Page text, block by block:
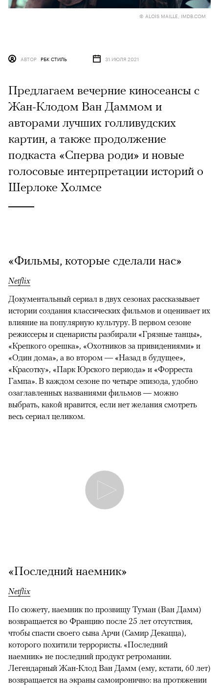
© ALOIS MAILLE, IMDB.COM
АВТОР РБК СТИЛЬ 31 ИЮЛЯ 2021
Предлагаем вечерние киносеансы с
Жан-Клодом Ван Даммом и
авторами лучших голливудских
картин, а также продолжение
подкаста «Сперва роди» и новые
голосовые интерпретации историй о
Шерлоке Холмсе
«Фильмы, которые сделали нас»
Netflix
Документальный сериал в двух сезонах рассказывает
истории создания классических фильмов и оценивает их
влияние на популярную культуру. В первом сезоне
режиссеры и сценаристы разбирали «Грязные танцы»,
«Крепкого орешка», «Охотников за привидениями» и
«Один дома», а во втором — «Назад в будущее»,
«Красотку», «Парк Юрского периода» и «Форреста
Гампа». В каждом сезоне по четыре эпизода, удобно
озаглавленных названиями фильмов — можно
выбрать, какой нравится, если нет желания смотреть
весь сериал целиком.
«Последний наемник»
Netflix
По сюжету, наемник по прозвищу Туман (Ван Дамм)
возвращается во Францию после 25 лет отсутствия,
чтобы спасти своего сына Арчи (Самир Декацца),
которого похитили террористы. «Последний
наемник» не последний продукт ретромании.
Легендарный Жан-Клод Ван Дамм (ему, кстати, 60 лет)
возвращается на экраны самоиронично: на протяжении